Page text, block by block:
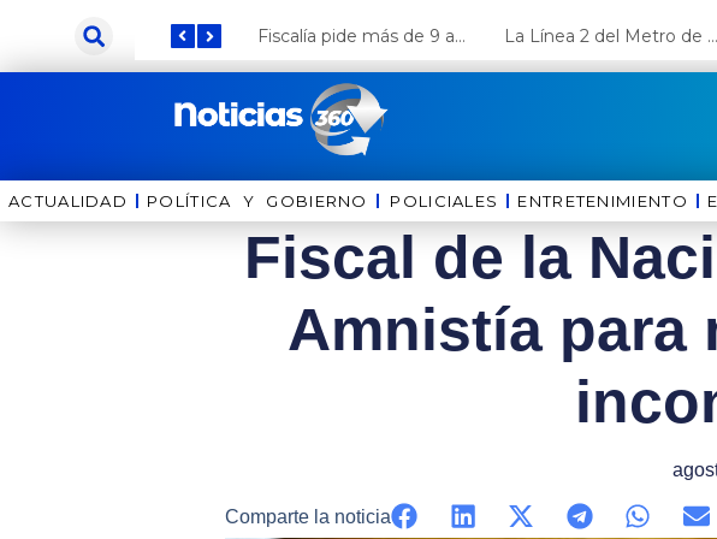
contenido
Fiscalía pide más de 9 años de cárcel para el diputado de oposición Harvey Colchado La Línea 2 del Metro de Lima y el Ramal 4 alcanzan un avance del 80%
ACTUALIDAD POLÍTICA Y GOBIERNO ⁠⁠POLICIALES ENTRETENIMIENTO
Fiscal de la
Amnistía para
Comparte la noticia